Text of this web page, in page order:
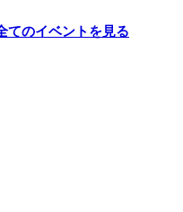
てのイベントを見る